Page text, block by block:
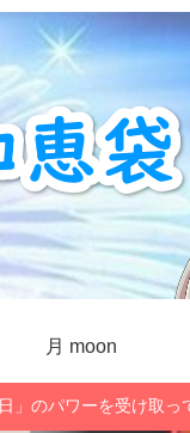
月 moon
」のパワーを受け取っ